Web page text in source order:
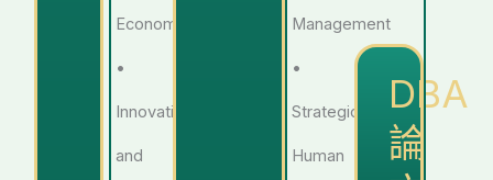
Economy
•
Innovation
and
Management
•
Strategic
Human
DBA
論